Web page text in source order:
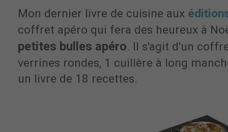
Mon dernier livre de cuisine aux
coffret apéro qui fera des heureux à
petites bulles apéro. Il s'agit d'un
verrines rondes, 1 cuillère à long
un livre de 18 recettes.